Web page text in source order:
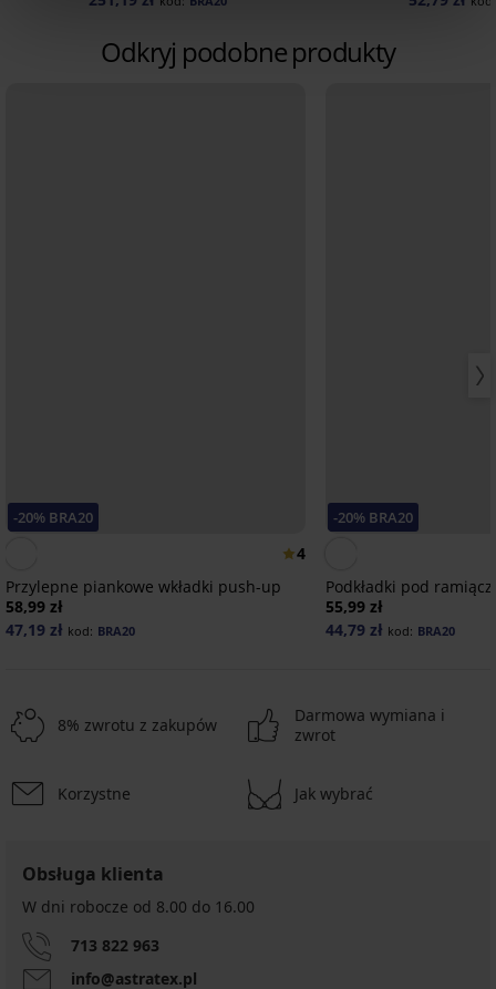
Odkryj podobne produkty
-20% BRA20
4
Przylepne piankowe wkładki push-up
58,99 zł
47,19 zł kod: BRA20
-20% BRA20
Podkładki pod
55,99 zł
44,79 zł kod: BRA20
-20 % BRA20
Tekstylne
ramiączka
mm
Night
2+1 GRATIS
Podwiązka
Andorra
36,99
zł
promocja
Spinka
do
ramiączek
BA13
Samonośny
biustonosz
ramiączek
71,99
Wkładki
silikonowe
Push-
Podwiązka
Monaco
28,99
zł
Trójkątne
piankowe
47,99
zł
piankowe
wkładki
Przezroczyste
ramiączka
mm
8% zwrotu z zakupów
Darmowa wymiana i
zwrot
Korzystne Jak wybrać
Obsługa klienta
W dni robocze od 8.00 do 16.00
713 822 963
info@astratex.pl